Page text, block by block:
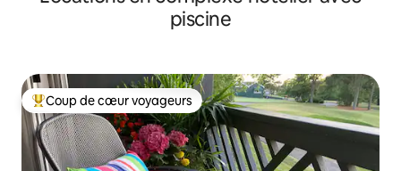
piscine
Coups de cœur voyageurs les plus appréciés
Coup de cœur voyageurs